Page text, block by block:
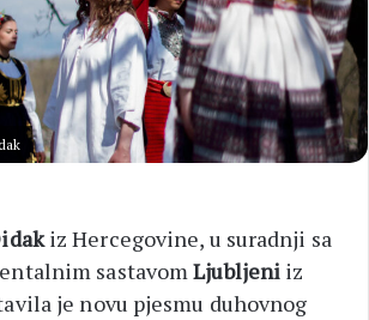
iz Hercegovine, u suradnji sa
sastavomLjubljeni iz
je novu pjesmu duhovnog